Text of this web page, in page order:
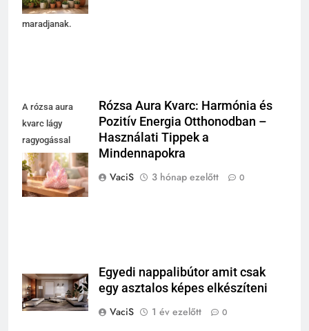
egészségesek
maradjanak.
A rózsa aura
kvarc lágy
ragyogással
teremti meg a
szeretet és béke
otthonát.
Rózsa Aura Kvarc: Harmónia és
Pozitív Energia Otthonodban –
Használati Tippek a
Mindennapokra
VaciS
3 hónap ezelőtt 0
Egyedi nappalibútor amit csak
egy asztalos képes elkészíteni
VaciS
1 év ezelőtt 0